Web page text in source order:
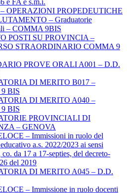
e FA e s.m.i.
OPERAZIONI PROPEDEUTICHE
– Graduatorie
– COMMA 9BIS
POSTI SU PROVINCIA –
STRAORDINARIO COMMA 9
PROVE ORALI A001 – D.D.
DI MERITO B017 –
BIS
DI MERITO A040 –
BIS
PROVINCIALI DI
– GENOVA
– Immissioni in ruolo del
a.s. 2022/2023 ai sensi
co. da 17 a 17-septies, del decreto-
del 2019
DI MERITO A045 – D.D.
– Immissione in ruolo docenti